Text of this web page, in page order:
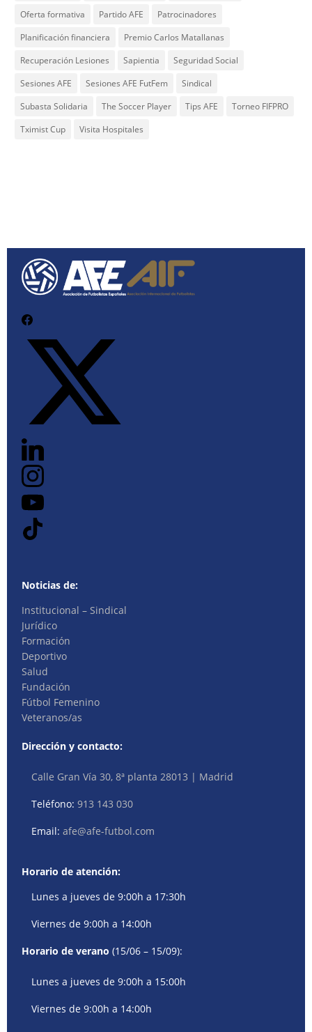
Oferta formativa
Partido AFE
Patrocinadores
Planificación financiera
Premio Carlos Matallanas
Recuperación Lesiones
Sapientia
Seguridad Social
Sesiones AFE
Sesiones AFE FutFem
Sindical
Subasta Solidaria
The Soccer Player Tips AFE
Torneo FIFPRO
Tximist Cup
Visita Hospitales
Noticias de:
Institucional – Sindical
Jurídico
Formación
Deportivo
Salud
Fundación
Fútbol Femenino
Veteranos/as
Dirección y contacto:
Calle Gran Vía 30, 8ª planta 28013 | Madrid
Teléfono:913 143 030
Email:afe@afe-futbol.com
Horario de atención:
Lunes a jueves de 9:00h a 17:30h
Viernes de 9:00h a 14:00h
Horario de verano (15/06 – 15/09):
Lunes a jueves de 9:00h a 15:00h
Viernes de 9:00h a 14:00h